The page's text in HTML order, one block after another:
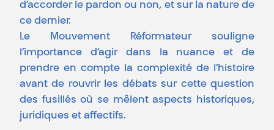
d’accorder le pardon ou non, et sur la nature de
ce dernier.
Le Mouvement Réformateur souligne
l’importance d’agir dans la nuance et de
prendre en compte la complexité de l’histoire
avant de rouvrir les débats sur cette question
des fusillés où se mêlent aspects historiques,
juridiques et affectifs.